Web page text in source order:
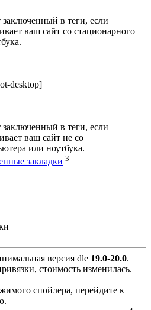
заключенный в теги, если
ваш сайт со стационарного
desktop]
заключенный в теги, если
ваш сайт не со
или ноутбука.
закладки 3
версия dle 19.0-20.0.
стоимость изменилась.
спойлера, перейдите к